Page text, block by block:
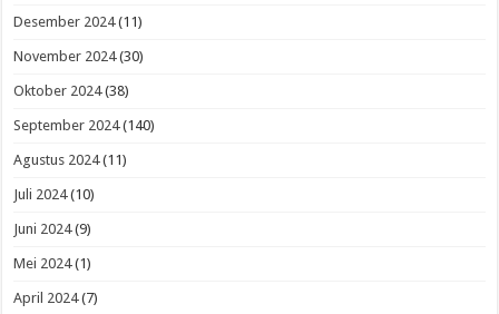
Desember 2024(11)
November 2024(30)
Oktober 2024(38)
September 2024(140)
Agustus 2024(11)
Juli 2024(10)
Juni 2024(9)
Mei 2024(1)
April 2024(7)